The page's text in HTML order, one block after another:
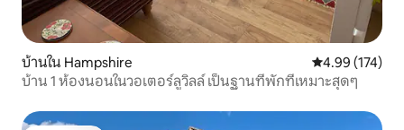
บ้านใน Hampshire คะแนนเฉลี่ย
4.99 (174)
บ้าน 1 ห้องนอนในวอเตอร์ลูวิลล์ เป็นฐานที่พักที่เหมาะสุดๆ